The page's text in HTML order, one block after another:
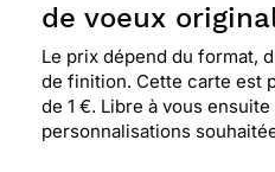
de voeux
Le prix dépend du format,
de finition. Cette carte est
de 1 €. Libre à vous
personnalisations